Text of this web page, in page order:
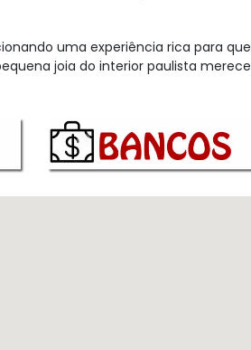
uma experiência rica para
joia do interior paulista merece